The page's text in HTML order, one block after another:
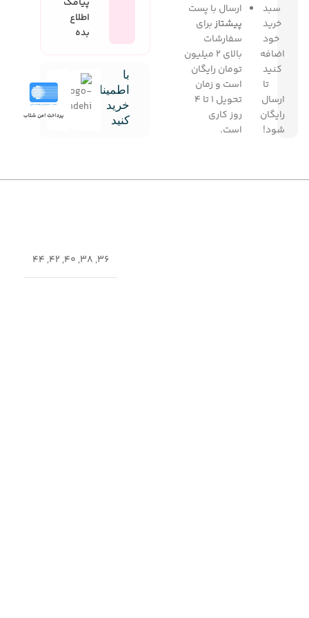
سبد
خرید
خود
اضافه
کنید
تا
ارسال
رایگان
شود!
ارسال با پست
پیشتازبرای
سفارشات
بالای 2 میلیون
تومان رایگان
است و زمان
تحویل 1 تا 4
روز کاری
است.
اطلاع
بده
با
اطمینان
خرید
کنید
36
,
38
,
40
,
42
,
44